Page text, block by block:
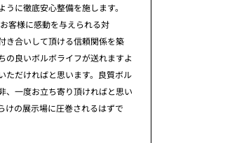
に徹底安心整備を施します。
客様に感動を与えられる対
き合いして頂ける信頼関係を築
の良いボルボライフが送れますよ
ただければと思います。良質ボル
、一度お立ち寄り頂ければと思い
けの展示場に圧巻されるはずで